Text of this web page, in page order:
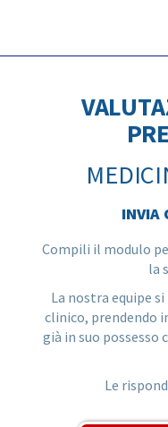
INVIA
Compili il modulo
la
La nostra equipe
clinico, prendendo
già in suo possesso
Le